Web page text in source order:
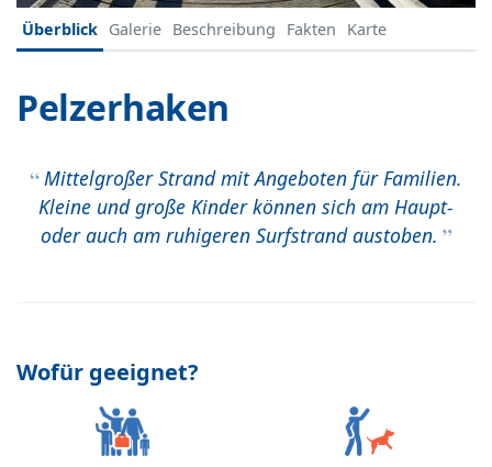
Überblick Galerie Beschreibung Fakten Karte
Pelzerhaken
Mittelgroßer Strand mit Angeboten für Familien.
Kleine und große Kinder können sich am Haupt-
oder auch am ruhigeren Surfstrand austoben.
Wofür geeignet?